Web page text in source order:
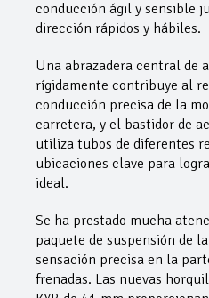
conducción ágil y sensible
dirección rápidos y hábiles.
Una abrazadera central de
rígidamente contribuye al
conducción precisa de la
carretera, y el bastidor de
utiliza tubos de diferentes
ubicaciones clave para
ideal.
Se ha prestado mucha
paquete de suspensión de
sensación precisa en la
frenadas. Las nuevas